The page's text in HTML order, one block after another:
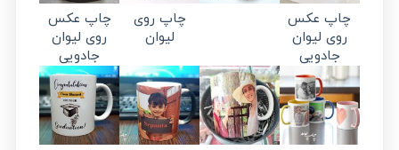
چاپ عکس
روی لیوان
جادویی
چاپ روی
لیوان
چاپ عکس
روی لیوان
جادویی